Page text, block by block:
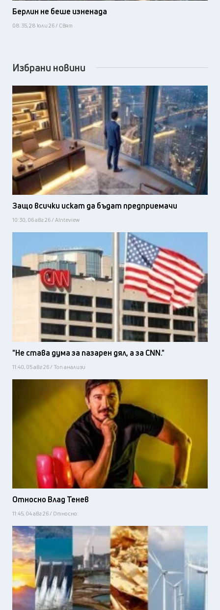
Берлин не беше изненада
08:35, 28 юли 26 / Свят
Избрани новини
Защо всички искат да бъдат предприемачи
10:30, 06 авг 26 / AInteview
"Не става дума за пазарен дял, а за CNN."
11:40, 05 авг 26 / Топ анализи
Относно Влад Тенев
11:45, 04 авг 26 / Относно: